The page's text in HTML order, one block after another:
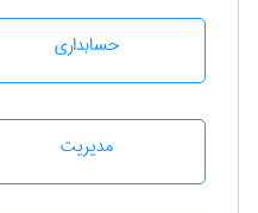
حسابداری
مديريت